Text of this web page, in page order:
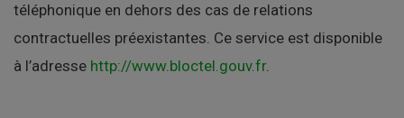
téléphonique en dehors des cas de relations
contractuelles préexistantes. Ce service est disponible
à l’adresse http://www.bloctel.gouv.fr.